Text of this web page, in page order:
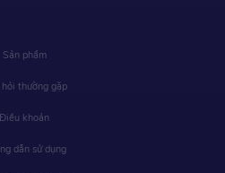
Sản phẩm
hỏi thường gặp
Điều khoản
dẫn sử dụng